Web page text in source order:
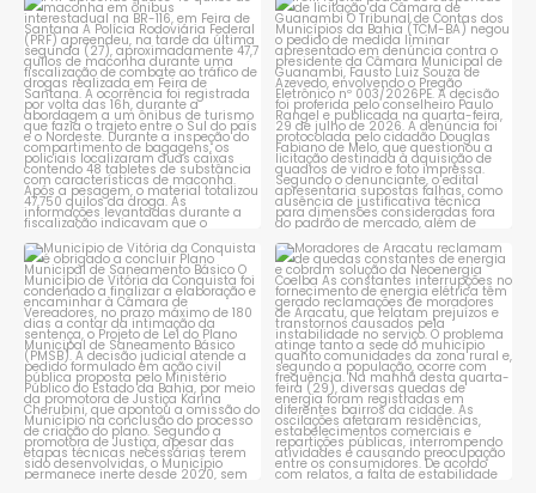
PRF apreende quase 48 quilos
de maconha em ônibus...
1 0
TCM rejeita pedido de
suspensão de licitação da...
1 0
Município de Vitória da
Conquista é obrigado a...
1 0
Moradores de Aracatu
reclamam de quedas
constantes ...
1 0